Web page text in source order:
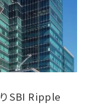
SBI Ripple